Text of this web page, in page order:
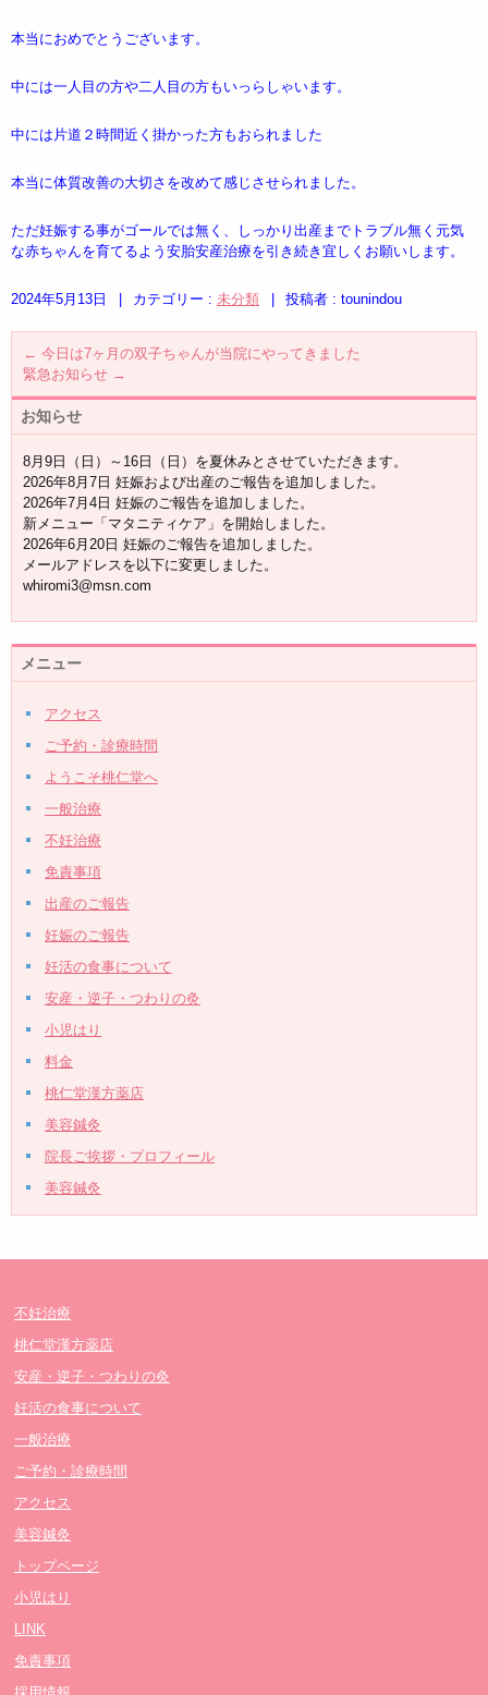
本当におめでとうございます。
中には一人目の方や二人目の方もいっらしゃいます。
中には片道２時間近く掛かった方もおられました
本当に体質改善の大切さを改めて感じさせられました。
ただ妊娠する事がゴールでは無く、しっかり出産までトラブル無く元気
な赤ちゃんを育てるよう安胎安産治療を引き続き宜しくお願いします。
2024年5月13日 カテゴリー : 未分類 投稿者 : tounindou
← 今日は7ヶ月の双子ちゃんが当院にやってきました
緊急お知らせ →
お知らせ
8月9日（日）～16日（日）を夏休みとさせていただきます。
2026年8月7日 妊娠および出産のご報告を追加しました。
2026年7月4日 妊娠のご報告を追加しました。
新メニュー「マタニティケア」を開始しました。
2026年6月20日 妊娠のご報告を追加しました。
メールアドレスを以下に変更しました。
whiromi3@msn.com
メニュー
アクセス
ご予約・診療時間
ようこそ桃仁堂へ
一般治療
不妊治療
免責事項
出産のご報告
妊娠のご報告
妊活の食事について
安産・逆子・つわりの灸
小児はり
料金
桃仁堂漢方薬店
美容鍼灸
院長ご挨拶・プロフィール
美容鍼灸
不妊治療
桃仁堂漢方薬店
安産・逆子・つわりの灸
妊活の食事について
一般治療
ご予約・診療時間
アクセス
美容鍼灸
トップページ
小児はり
LINK
免責事項